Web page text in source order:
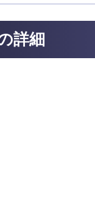
詳細